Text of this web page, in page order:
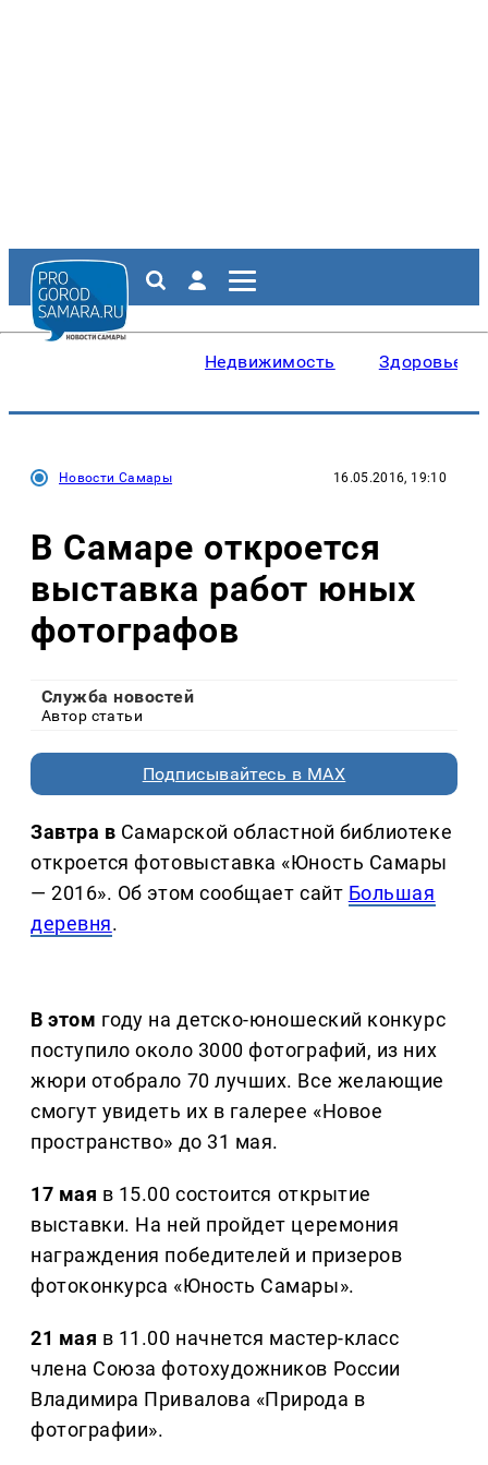
Недвижимость Здоровье
Новости Самары 16.05.2016, 19:10
В Самаре откроется
выставка работ юных
фотографов
Служба новостей
Автор статьи
Подписывайтесь в MAX
Завтра в Самарской областной библиотеке
откроется фотовыставка «Юность Самары
— 2016». Об этом сообщает сайт Большая
деревня.
В этом году на детско-юношеский конкурс
поступило около 3000 фотографий, из них
жюри отобрало 70 лучших. Все желающие
смогут увидеть их в галерее «Новое
пространство» до 31 мая.
17 мая в 15.00 состоится открытие
выставки. На ней пройдет церемония
награждения победителей и призеров
фотоконкурса «Юность Самары».
21 мая в 11.00 начнется мастер-класс
члена Союза фотохудожников России
Владимира Привалова «Природа в
фотографии».